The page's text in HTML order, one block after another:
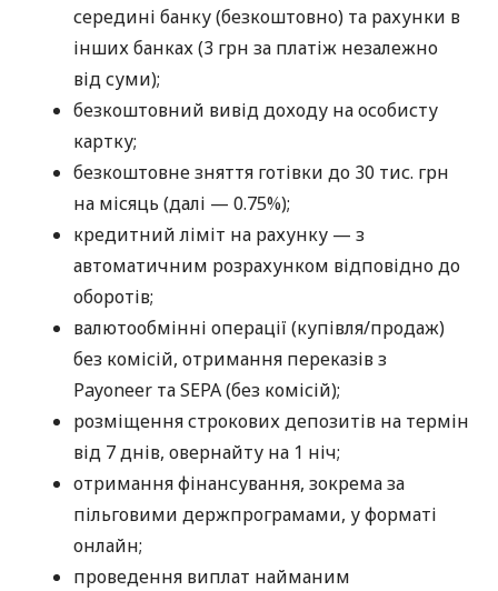
середині банку (безкоштовно) та рахунки в
інших банках (3 грн за платіж незалежно
від суми);
безкоштовний вивід доходу на особисту
картку;
безкоштовне зняття готівки до 30 тис. грн
на місяць (далі — 0.75%);
кредитний ліміт на рахунку — з
автоматичним розрахунком відповідно до
оборотів;
валютообмінні операції (купівля/продаж)
без комісій, отримання переказів з
Payoneer та SEPA (без комісій);
розміщення строкових депозитів на термін
від 7 днів, овернайту на 1 ніч;
отримання фінансування, зокрема за
пільговими держпрограмами, у форматі
онлайн;
проведення виплат найманим